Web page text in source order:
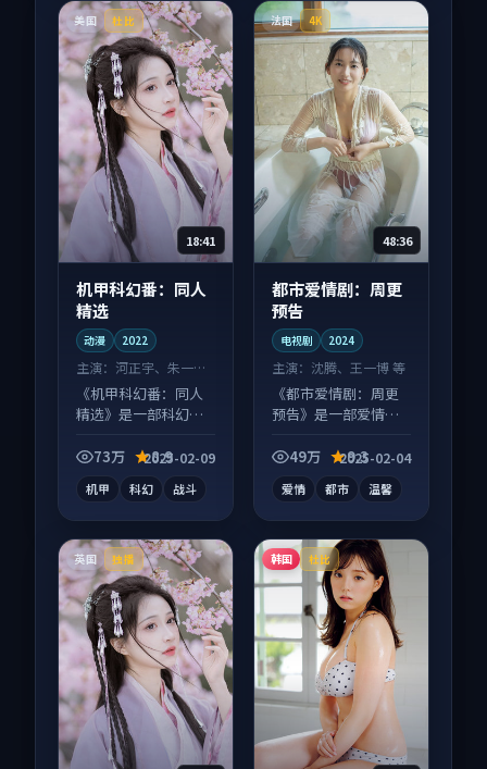
美国 杜比
18:41
机甲科幻番：同人
精选
动漫 2022
主演： 河正宇、朱一龙
等
《机甲科幻番：同人
精选》是一部科幻向
在线，配乐与镜头配
73万 8.9
2025-02-09
机甲 科幻 战斗
法国 4K
48:36
都市爱情剧：周更
预告
电视剧 2024
主演： 沈腾、王一博 等
《都市爱情剧：周更
预告》是一部爱情向
续发酵，适合周末一
49万 9.3
2025-02-04
爱情 都市 温馨
英国 独播 韩国 杜比